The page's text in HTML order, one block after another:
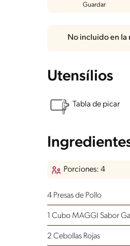
Guardar
No incluido en la
Utensílios
Tabla de picar
Porciones: 4
4 Presas de Pollo
1 Cubo MAGGI Sabor
2 Cebollas Rojas